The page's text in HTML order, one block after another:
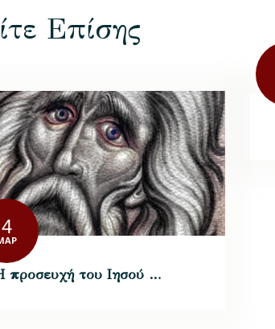
Επίσης
4
προσευχή του Ιησού …